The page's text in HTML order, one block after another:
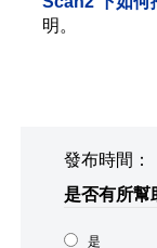
明。
發布時間：
是否有所幫
是